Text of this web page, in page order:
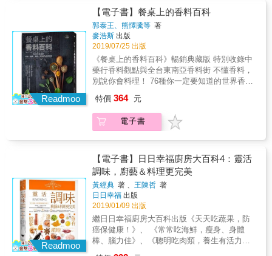
香料如同性情獨立的角色， 有些是領袖型，有
些低調隱匿，有些善於待擔任中介者&hellip; 風
味的結構圖將能清楚看見它們的顯隱、輕重、
先後關係 舉一反三，你也能練習創作屬於自己
的風味圖 ‧香料的接力：以滷豬腳料理中為例，
八角、花椒、草果&hellip;都能擔負除腥任務，
但它們味道強烈，一次不宜放太多，因此分散
克數堆疊，使用不同形態但具同等功能的單方
合作。 ‧創新傳統調味：在風味圖的架構中，可
香氣。可以在保留基本風味前提下，替換或增
加輔助香氣，例如： &gt;&gt;傳統肉燥香，可
用甘草一部分的甜度來取代蔗糖，減低身體攝
取糖量，同時避免食物變質。 &gt;&gt;常吃的
藥膳茶葉蛋，因加入幾味辛香料，能吸收水分
並滲透食材，使蛋黃濕潤，食用更順口。
鍵理由。 發酵食物的特色是將食材原形透過
「麴」或是「酵母」等微生物作用之後而產生
的食品，發酵會讓食材的營養素擴大倍增，或
是產生原本所沒有的營養素是發酵食品最大的
特色。由於營養素被完全分解之後更容易被人
體所吸收，因此日常生活飲食中多接觸發酵食
品是很重要的。 在台灣，大部分的人從拉開一
天序幕開始的早餐便開始累積過多的人工添加
糖，早餐的麵包、午餐的排骨便當、下午茶的
手搖飲+蛋糕到晚餐的小火鍋，常常不知不覺中
就食用過的糖分。據世界衛生組織 (WHO) 建議
糖的攝取量在總熱量的10%以下，若以成人每
攝取過多的話，就會增加罹患肥胖和心血管疾
病的風險。而甘酒甘糀的原料米與米麴在作用
轉化過程中，產生了葡萄糖、必須胺基酸以及
維他命B，這些都是人體在日常運作時不可欠缺
的營養素，純天然也相當容易被吸收。 透過本
書的實作食譜，教你餐餐簡單輕鬆吃健康，用
健康的天然發酵提味劑完全取代糖，可從最基
本的甘酒甘糀+冰塊飲用法，延伸到下午茶的蛋
糕、甜點到主菜的變化應用，你會發現吃好吃
土地上，跟著節氣過生活，感受陽光風雨的更
迭轉變，更加打從心底感謝農人的辛勤付出，
讓島上四季都有豐饒物產。「好果醬，讓生活
發光！」因為熱情，我走到這裡，發出溫暖的
光，並持續往前邁進。－－柯亞 & 《好食光
Keya Jam》在2019年3月榮獲了The
World&#39;s Original Marmalade Awards
Festival《世界柑橘類果醬大賽》的雙金大獎、
二金、二銀、二銅勳章，並在同年赴日參與The
Japan《世界柑橘類果醬日本大賽》獲得最高榮
譽金賞獎，總共獲得一金一銀五銅佳績，對於
《好食光Keya Jam》的柯亞來說，這次參與世
界果醬比賽能獲獎其實並非偶然或是幸運，而
是這十年來用心做果醬的成果被予以肯定。 &
對於果醬，你的定義是什麼？是早餐的吐司抹
醬？是甜點的配角？還是搭配茶飲的點心？ 柯
亞眼裡的果醬，不只是果醬，它是一款需要慎
重以待的水果甜點，必須有著生命和精神，她
選擇天然無毒的食材，每開發一種新口味都從
最源頭的食材開始研究，了解食材與在地文
化，並重新認識食材的選擇與搭配。讓果醬不
Readmoo
【電子書】餐桌上的香料百科
郭泰王、熊懌騰等 著
麥浩斯 出版
2019/07/25 出版
《餐桌上的香料百科》暢銷典藏版 特別收錄中
藥行香料觀點與全台東南亞香料街 不懂香料，
別說你會料理！ 76種你一定要知道的世界香
華， 懂得香料，只要這本就夠。 我們是不是常
知道某些香料的存在卻不知道該怎麼使用？ 這
是一本讓廚房新手提升料理風味的香料指南，
佳用法，一看就懂！ ＊想知道日式咖哩和印度
咖哩有什麼不同嗎？ 同樣都以香料烹煮，為什
麼兩者吃來有那麼大的差別？原來日本人看咖
哩，比起對個別香料味道的熟悉，他們更強調
鮮味。 ＊相似品項一次搞懂 大茴香、小茴香、
藏茴香、甜茴香總是傻傻分不清，蒔蘿和茴香
怎麼那麼像！肉桂葉和月桂葉從外型要怎麼區
辨？南薑和薑黃有什麼不同？常見的相似品
項，完全揭露。 ＊成為調香高手！ 印度最常使
特價 364 元
電子書
Readmoo
【電子書】日日幸福廚房大百科4：靈活
調味，廚藝＆料理更完美
黃經典 著 、王陳哲 著
日日幸福 出版
2019/01/09 出版
繼日日幸福廚房大百科出版《天天吃蔬果，防
癌保健康！》、 《常常吃海鮮，瘦身、身體
棒、腦力佳》、《聰明吃肉類，養生有活力，